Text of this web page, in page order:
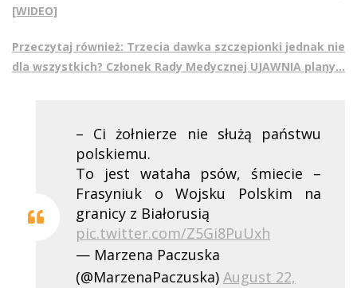
[WIDEO]
Przeczytaj również: Trzecia dawka szczepionki jednak nie
dla wszystkich? Członek Rady Medycznej UJAWNIA plany…
– Ci żołnierze nie służą państwu
polskiemu.
To jest wataha psów, śmiecie –
Frasyniuk o Wojsku Polskim na
granicy z Białorusią
pic.twitter.com/Z5Gi8PuUxh
— Marzena Paczuska
(@MarzenaPaczuska) August 22,